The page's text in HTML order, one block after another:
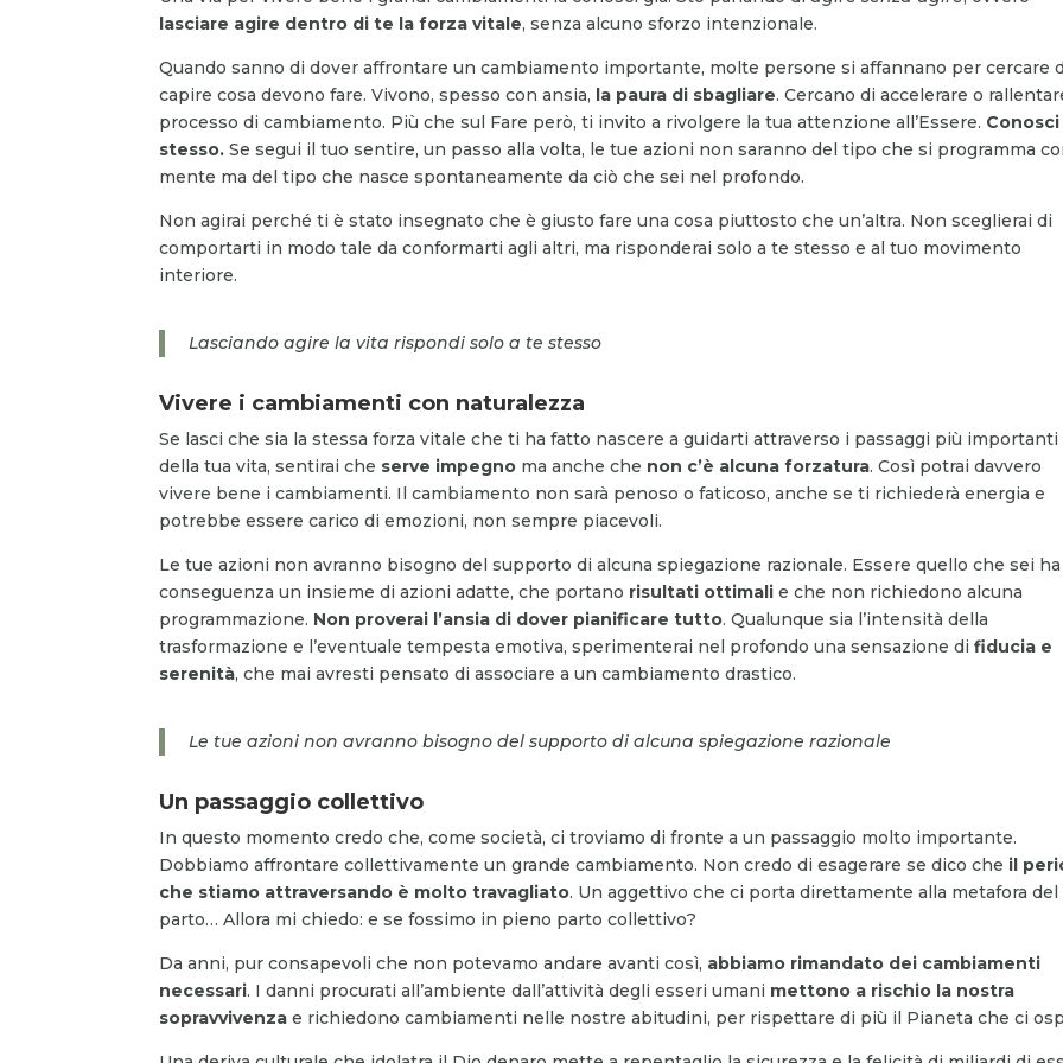
lasciare agire dentro di te la forza vitale, senza alcuno sforzo intenzionale.
Quando sanno di dover affrontare un cambiamento importante, molte persone si affannano per cercare
capire cosa devono fare. Vivono, spesso con ansia, la paura di sbagliare. Cercano di accelerare o
processo di cambiamento. Più che sul Fare però, ti invito a rivolgere la tua attenzione all’Essere.
stesso. Se segui il tuo sentire, un passo alla volta, le tue azioni non saranno del tipo che si programma
mente ma del tipo che nasce spontaneamente da ciò che sei nel profondo.
Non agirai perché ti è stato insegnato che è giusto fare una cosa piuttosto che un’altra. Non sceglierai di
comportarti in modo tale da conformarti agli altri, ma risponderai solo a te stesso e al tuo movimento
interiore.
Lasciando agire la vita rispondi solo a te stesso
Vivere i cambiamenti con naturalezza
Se lasci che sia la stessa forza vitale che ti ha fatto nascere a guidarti attraverso i passaggi più importanti
della tua vita, sentirai che serve impegno ma anche che non c’è alcuna forzatura. Così potrai davvero
vivere bene i cambiamenti. Il cambiamento non sarà penoso o faticoso, anche se ti richiederà energia e
potrebbe essere carico di emozioni, non sempre piacevoli.
Le tue azioni non avranno bisogno del supporto di alcuna spiegazione razionale. Essere quello che sei
conseguenza un insieme di azioni adatte, che portano risultati ottimali e che non richiedono alcuna
programmazione. Non proverai l’ansia di dover pianificare tutto. Qualunque sia l’intensità della
trasformazione e l’eventuale tempesta emotiva, sperimenterai nel profondo una sensazione difiducia e
serenità, che mai avresti pensato di associare a un cambiamento drastico.
Le tue azioni non avranno bisogno del supporto di alcuna spiegazione razionale
Un passaggio collettivo
In questo momento credo che, come società, ci troviamo di fronte a un passaggio molto importante.
Dobbiamo affrontare collettivamente un grande cambiamento. Non credo di esagerare se dico che il
che stiamo attraversando è molto travagliato. Un aggettivo che ci porta direttamente alla metafora del
parto… Allora mi chiedo: e se fossimo in pieno parto collettivo?
Da anni, pur consapevoli che non potevamo andare avanti così, abbiamo rimandato dei cambiamenti
necessari. I danni procurati all’ambiente dall’attività degli esseri umani mettono a rischio la nostra
sopravvivenza e richiedono cambiamenti nelle nostre abitudini, per rispettare di più il Pianeta che ci